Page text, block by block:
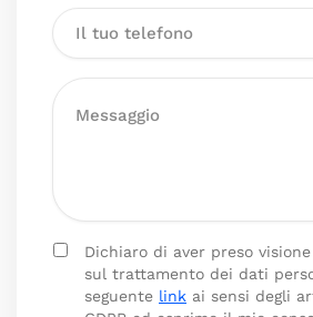
Dichiaro di aver preso
sul trattamento dei dati
seguente link ai sensi degli